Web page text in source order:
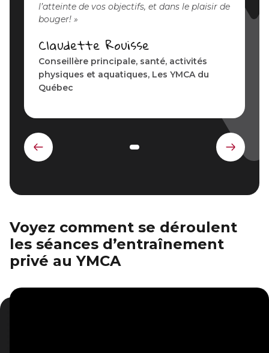
l’atteinte de vos objectifs, et dans le plaisir de
bouger!
Claudette Rouisse
Conseillère principale, santé, activités
physiques et aquatiques, Les YMCA du
Québec
Élément
précédent
suivant
Voyez comment se déroulent
les séances d’entraînement
privé au YMCA